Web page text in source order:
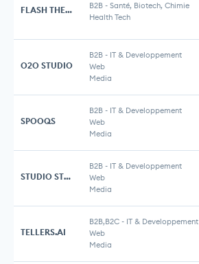
FLASH THERAPEUTICS B2B - Santé, Biotech, Chimie
Health Tech
O2O STUDIO
B2B - IT & Developpement
Web
Media
SPOOQS
B2B - IT & Developpement
Web
Media
STUDIO STORIZ
B2B - IT & Developpement
Web
Media
TELLERS.AI
B2B,B2C - IT & Developpement
Web
Media